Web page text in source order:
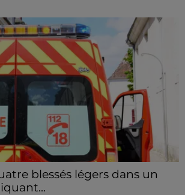
blessés légers dans un